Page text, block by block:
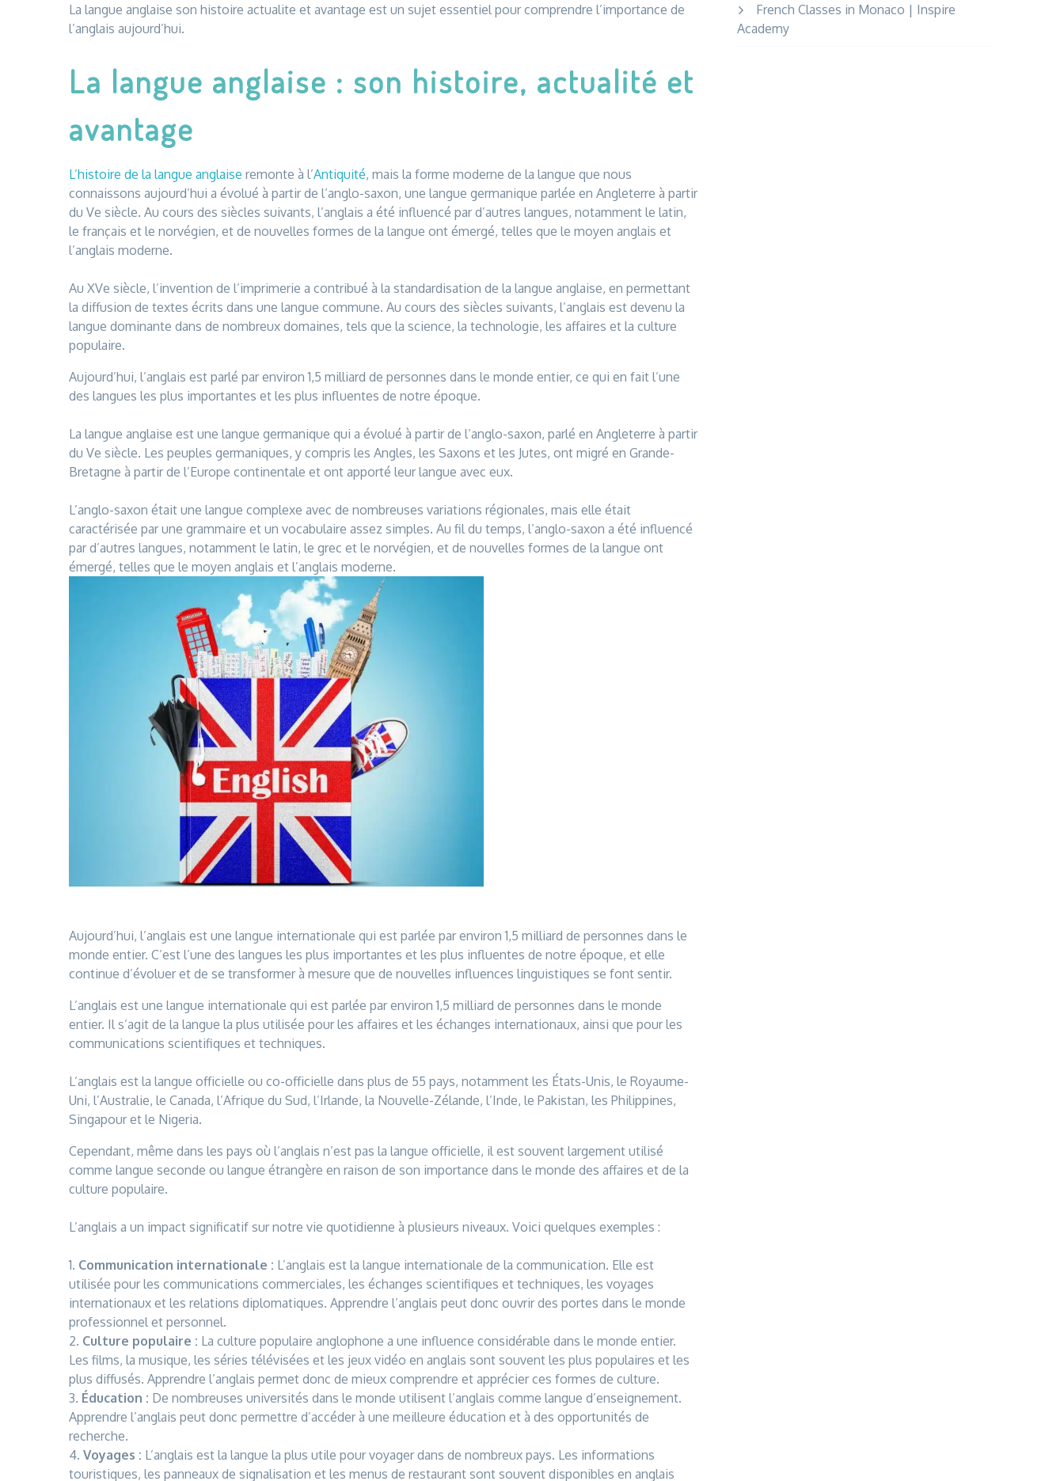
La langue anglaise son histoire actualite et avantage est un sujet essentiel pour comprendre l’importance de
l’anglais aujourd’hui.
La langue anglaise : son histoire, actualité et
avantage
L’histoire de la langue anglaise remonte à l’Antiquité, mais la forme moderne de la langue que nous
connaissons aujourd’hui a évolué à partir de l’anglo-saxon, une langue germanique parlée en Angleterre à partir
du Ve siècle. Au cours des siècles suivants, l’anglais a été influencé par d’autres langues, notamment le latin,
le français et le norvégien, et de nouvelles formes de la langue ont émergé, telles que le moyen anglais et
l’anglais moderne.
Au XVe siècle, l’invention de l’imprimerie a contribué à la standardisation de la langue anglaise, en permettant
la diffusion de textes écrits dans une langue commune. Au cours des siècles suivants, l’anglais est devenu la
langue dominante dans de nombreux domaines, tels que la science, la technologie, les affaires et la culture
populaire.
Aujourd’hui, l’anglais est parlé par environ 1,5 milliard de personnes dans le monde entier, ce qui en fait l’une
des langues les plus importantes et les plus influentes de notre époque.
La langue anglaise est une langue germanique qui a évolué à partir de l’anglo-saxon, parlé en Angleterre à partir
du Ve siècle. Les peuples germaniques, y compris les Angles, les Saxons et les Jutes, ont migré en Grande-
Bretagne à partir de l’Europe continentale et ont apporté leur langue avec eux.
L’anglo-saxon était une langue complexe avec de nombreuses variations régionales, mais elle était
caractérisée par une grammaire et un vocabulaire assez simples. Au fil du temps, l’anglo-saxon a été influencé
par d’autres langues, notamment le latin, le grec et le norvégien, et de nouvelles formes de la langue ont
émergé, telles que le moyen anglais et l’anglais moderne.
Aujourd’hui, l’anglais est une langue internationale qui est parlée par environ 1,5 milliard de personnes dans le
monde entier. C’est l’une des langues les plus importantes et les plus influentes de notre époque, et elle
continue d’évoluer et de se transformer à mesure que de nouvelles influences linguistiques se font sentir.
L’anglais est une langue internationale qui est parlée par environ 1,5 milliard de personnes dans le monde
entier. Il s’agit de la langue la plus utilisée pour les affaires et les échanges internationaux, ainsi que pour les
communications scientifiques et techniques.
L’anglais est la langue officielle ou co-officielle dans plus de 55 pays, notamment les États-Unis, le Royaume-
Uni, l’Australie, le Canada, l’Afrique du Sud, l’Irlande, la Nouvelle-Zélande, l’Inde, le Pakistan, les Philippines,
Singapour et le Nigeria.
Cependant, même dans les pays où l’anglais n’est pas la langue officielle, il est souvent largement utilisé
comme langue seconde ou langue étrangère en raison de son importance dans le monde des affaires et de la
culture populaire.
L’anglais a un impact significatif sur notre vie quotidienne à plusieurs niveaux. Voici quelques exemples :
1. Communication internationale : L’anglais est la langue internationale de la communication. Elle est
utilisée pour les communications commerciales, les échanges scientifiques et techniques, les voyages
internationaux et les relations diplomatiques. Apprendre l’anglais peut donc ouvrir des portes dans le monde
professionnel et personnel.
2. Culture populaire : La culture populaire anglophone a une influence considérable dans le monde entier.
Les films, la musique, les séries télévisées et les jeux vidéo en anglais sont souvent les plus populaires et les
plus diffusés. Apprendre l’anglais permet donc de mieux comprendre et apprécier ces formes de culture.
3. Éducation : De nombreuses universités dans le monde utilisent l’anglais comme langue d’enseignement.
Apprendre l’anglais peut donc permettre d’accéder à une meilleure éducation et à des opportunités de
recherche.
4. Voyages : L’anglais est la langue la plus utile pour voyager dans de nombreux pays. Les informations
touristiques, les panneaux de signalisation et les menus de restaurant sont souvent disponibles en anglais
French Classes in Monaco | Inspire
Academy